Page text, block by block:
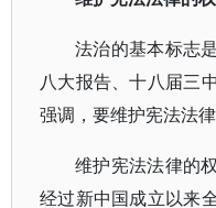
法治的基本标志
八大报告、十八届三
强调，要维护宪法法律
维护宪法法律的
经过新中国成立以来